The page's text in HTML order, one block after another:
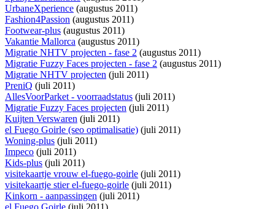
UrbaneXperience (augustus 2011)
Fashion4Passion (augustus 2011)
Footwear-plus (augustus 2011)
Vakantie Mallorca (augustus 2011)
Migratie NHTV projecten - fase 2 (augustus 2011)
Migratie Fuzzy Faces projecten - fase 2 (augustus 2011)
Migratie NHTV projecten (juli 2011)
PreniQ (juli 2011)
AllesVoorParket - voorraadstatus (juli 2011)
Migratie Fuzzy Faces projecten (juli 2011)
Kuijten Verswaren (juli 2011)
el Fuego Goirle (seo optimalisatie) (juli 2011)
Woning-plus (juli 2011)
Impeco (juli 2011)
Kids-plus (juli 2011)
visitekaartje vrouw el-fuego-goirle (juli 2011)
visitekaartje stier el-fuego-goirle (juli 2011)
Kinkorn - aanpassingen (juli 2011)